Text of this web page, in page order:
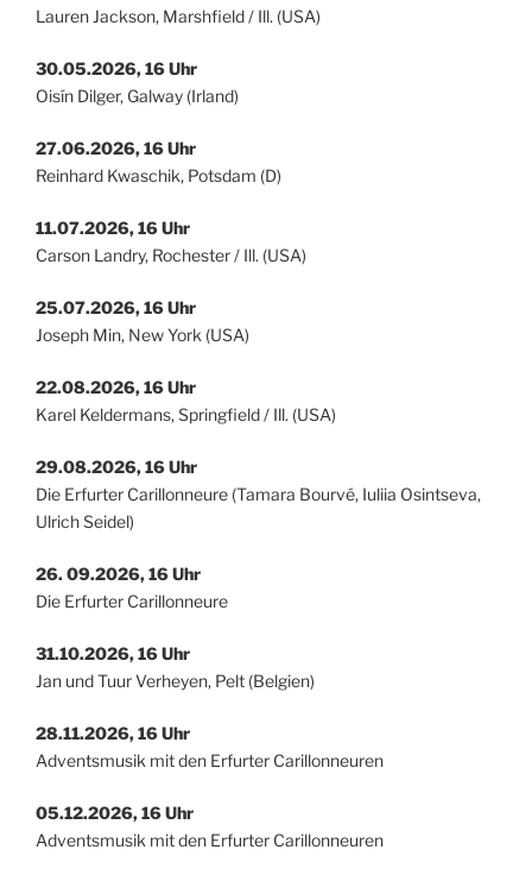
Lauren Jackson, Marshfield / Ill. (USA)
30.05.2026, 16 Uhr
Oisín Dilger, Galway (Irland)
27.06.2026, 16 Uhr
Reinhard Kwaschik, Potsdam (D)
11.07.2026, 16 Uhr
Carson Landry, Rochester / Ill. (USA)
25.07.2026, 16 Uhr
Joseph Min, New York (USA)
22.08.2026, 16 Uhr
Karel Keldermans, Springfield / Ill. (USA)
29.08.2026, 16 Uhr
Die Erfurter Carillonneure (Tamara Bourvé, Iuliia Osintseva,
Ulrich Seidel)
26. 09.2026, 16 Uhr
Die Erfurter Carillonneure
31.10.2026, 16 Uhr
Jan und Tuur Verheyen, Pelt (Belgien)
28.11.2026, 16 Uhr
Adventsmusik mit den Erfurter Carillonneuren
05.12.2026, 16 Uhr
Adventsmusik mit den Erfurter Carillonneuren